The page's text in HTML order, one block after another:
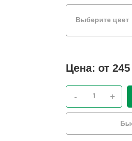
Выберите цвет
Цена: от
- +